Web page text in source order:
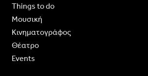
Things to do
Moυσική
Κινηματογράφος
Θέατρο
Events